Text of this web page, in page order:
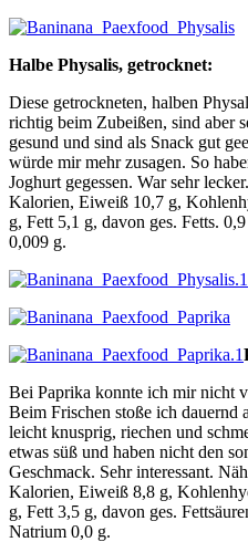
Halbe Physalis, getrocknet:
Diese getrockneten, halben
richtig beim Zubeißen, sind aber
gesund und sind als Snack gut
würde mir mehr zusagen. So
Joghurt gegessen. War sehr
Kalorien, Eiweiß 10,7 g,
g, Fett 5,1 g, davon ges. Fetts.
0,009 g.
Bei Paprika konnte ich mir nicht
Beim Frischen stoße ich dauernd
leicht knusprig, riechen und
etwas süß und haben nicht den
Geschmack. Sehr interessant.
Kalorien, Eiweiß 8,8 g,
g, Fett 3,5 g, davon ges.
Natrium 0,0 g.